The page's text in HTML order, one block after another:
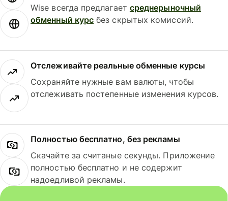
Wise всегда предлагает среднерыночный
обменный курс без скрытых комиссий.
Отслеживайте реальные обменные курсы
Сохраняйте нужные вам валюты, чтобы
отслеживать постепенные изменения курсов.
Полностью бесплатно, без рекламы
Скачайте за считаные секунды. Приложение
полностью бесплатно и не содержит
надоедливой рекламы.